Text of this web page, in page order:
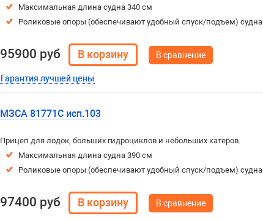
Максимальная длина судна 340 см
Роликовые опоры (обеспечивают удобный спуск/подъем) судна
95900 руб
Гарантия лучшей цены
В сравнение
МЗСА 81771C исп.103
Прицеп для лодок, больших гидроциклов и небольших катеров.
Максимальная длина судна 390 см
Роликовые опоры (обеспечивают удобный спуск/подъем) судна
97400 руб В сравнение